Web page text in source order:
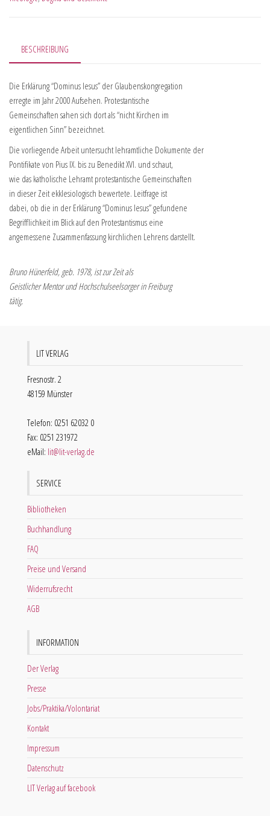
BESCHREIBUNG
Die Erklärung “Dominus Iesus” der Glaubenskongregation
erregte im Jahr 2000 Aufsehen. Protestantische
Gemeinschaften sahen sich dort als “nicht Kirchen im
eigentlichen Sinn” bezeichnet.
Die vorliegende Arbeit untersucht lehramtliche Dokumente der
Pontifikate von Pius IX. bis zu Benedikt XVI. und schaut,
wie das katholische Lehramt protestantische Gemeinschaften
in dieser Zeit ekklesiologisch bewertete. Leitfrage ist
dabei, ob die in der Erklärung “Dominus Iesus” gefundene
Begrifflichkeit im Blick auf den Protestantismus eine
angemessene Zusammenfassung kirchlichen Lehrens darstellt.
Bruno Hünerfeld, geb. 1978, ist zur Zeit als
Geistlicher Mentor und Hochschulseelsorger in Freiburg
tätig.
LIT VERLAG
Fresnostr. 2
48159 Münster
Telefon: 0251 62032 0
Fax: 0251 231972
eMail: lit@lit-verlag.de
SERVICE
Bibliotheken
Buchhandlung
FAQ
Preise und Versand
Widerrufsrecht
AGB
INFORMATION
Der Verlag
Presse
Jobs/Praktika/Volontariat
Kontakt
Impressum
Datenschutz
LIT Verlag auf facebook